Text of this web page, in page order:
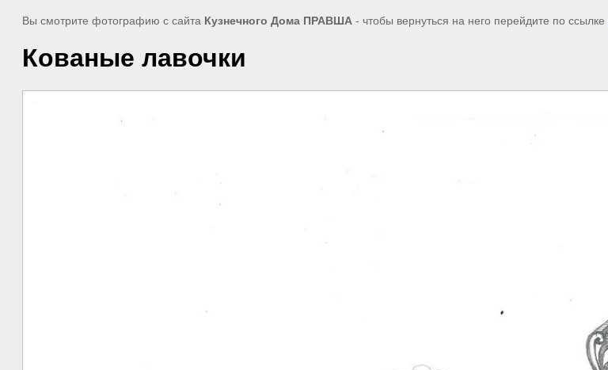
Вы смотрите фотографию с сайта Кузнечного Дома ПРАВША - чтобы вернуться на него перейдите по ссылке
Кованые лавочки